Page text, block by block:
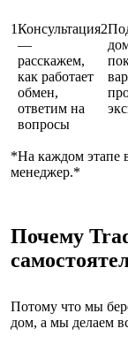
1Консультация
—
расскажем,
как работает
обмен,
ответим на
вопросы
2
*На каждом этапе
менеджер.*
Почему
Потому что мы
дом, а мы делаем